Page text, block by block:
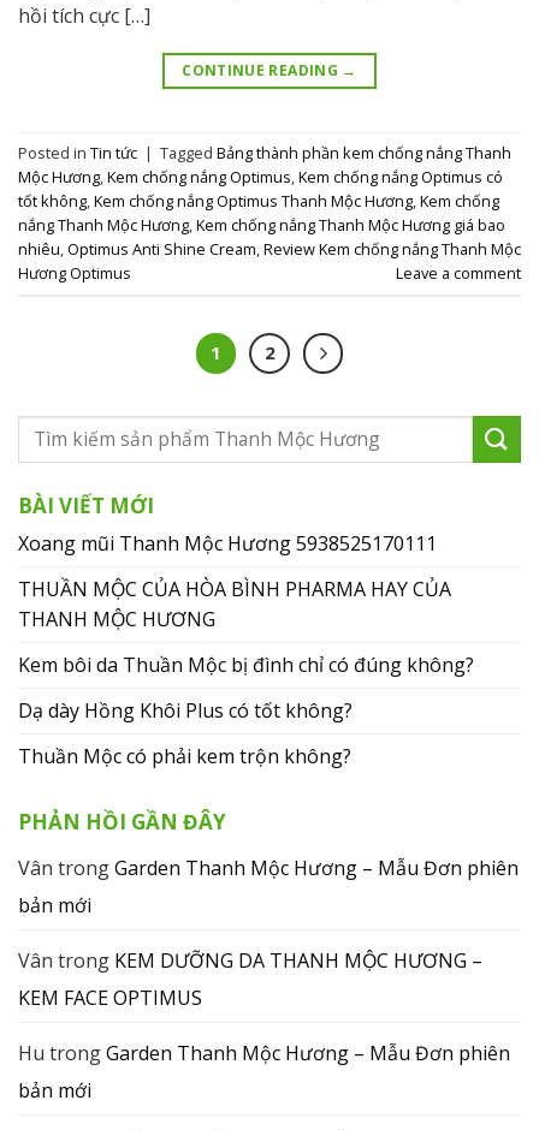
hồi tích cực […]
CONTINUE READING →
Posted in Tin tức | Tagged Bảng thành phần kem chống nắng Thanh
Mộc Hương,Kem chống nắng Optimus,Kem chống nắng Optimus có
tốt không,Kem chống nắng Optimus Thanh Mộc Hương,Kem chống
nắng Thanh Mộc Hương,Kem chống nắng Thanh Mộc Hương giá bao
nhiêu,Optimus Anti Shine Cream,Review Kem chống nắng Thanh Mộc
Hương Optimus
Leave a comment
1 2
BÀI VIẾT MỚI
Xoang mũi Thanh Mộc Hương 5938525170111
THUẦN MỘC CỦA HÒA BÌNH PHARMA HAY CỦA
THANH MỘC HƯƠNG
Kem bôi da Thuần Mộc bị đình chỉ có đúng không?
Dạ dày Hồng Khôi Plus có tốt không?
Thuần Mộc có phải kem trộn không?
PHẢN HỒI GẦN ĐÂY
Vân trongGarden Thanh Mộc Hương – Mẫu Đơn phiên
bản mới
Vân trong KEM DƯỠNG DA THANH MỘC HƯƠNG –
KEM FACE OPTIMUS
Hu trongGarden Thanh Mộc Hương – Mẫu Đơn phiên
bản mới